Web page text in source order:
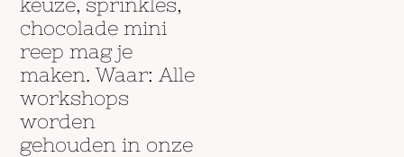
keuze, sprinkles,
chocolade mini
reep mag je
maken. Waar: Alle
workshops
worden
gehouden in onze